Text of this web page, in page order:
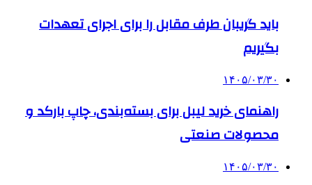
باید گریبان طرف مقابل را برای اجرای تعهدات
بگیریم
۱۴۰۵/۰۳/۳۰
راهنمای خرید لیبل برای بسته‌بندی، چاپ بارکد و
محصولات صنعتی
۱۴۰۵/۰۳/۳۰